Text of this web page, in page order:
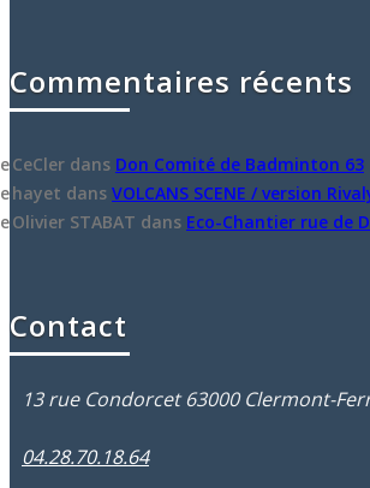
Commentaires récents
CeCler dans Don Comité de Badminton 63
hayet dans VOLCANS SCENE / version
Olivier STABAT dans Eco-Chantier rue de
Contact
13 rue Condorcet 63000 Clermont-
04.28.70.18.64